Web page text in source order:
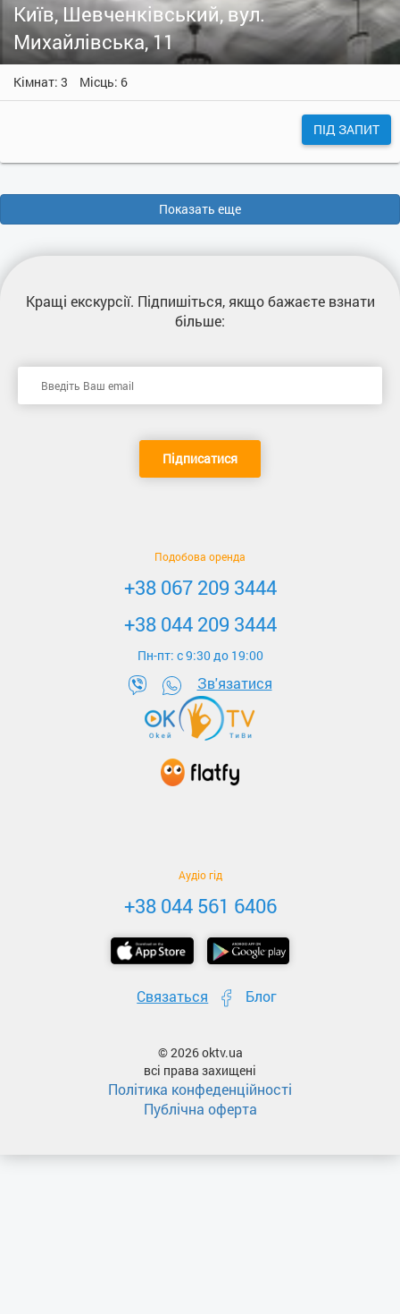
Київ, Шевченківський, вул.
Михайлівська, 11
Кімнат: 3 Місць: 6
ПІД ЗАПИТ
Показать еще
Кращі екскурсії. Підпишіться, якщо бажаєте взнати
більше:
Підписатися
Подобова оренда
+38 067 209 3444
+38 044 209 3444
Пн-пт: c 9:30 до 19:00
Зв'язатися
Аудіо гід
+38 044 561 6406
Связаться Блог
© 2026 oktv.ua
всі права захищені
Політика конфеденційності
Публічна оферта